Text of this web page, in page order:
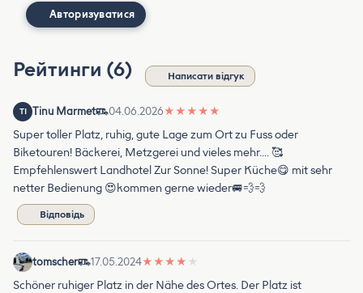
Авторизуватися
Рейтинги (6) Написати відгук
TI Tinu Marmet 04.06.2026★ ★ ★ ★ ★
Super toller Platz, ruhig, gute Lage zum Ort zu Fuss oder
Biketouren! Bäckerei, Metzgerei und vieles mehr…. 🥰
Empfehlenswert Landhotel Zur Sonne! Super Küche😋 mit sehr
netter Bedienung 😍kommen gerne wieder🚐💨💨
Відповідь
tomscher 17.05.2024★ ★ ★ ★ ★
Schöner ruhiger Platz in der Nähe des Ortes. Der Platz ist